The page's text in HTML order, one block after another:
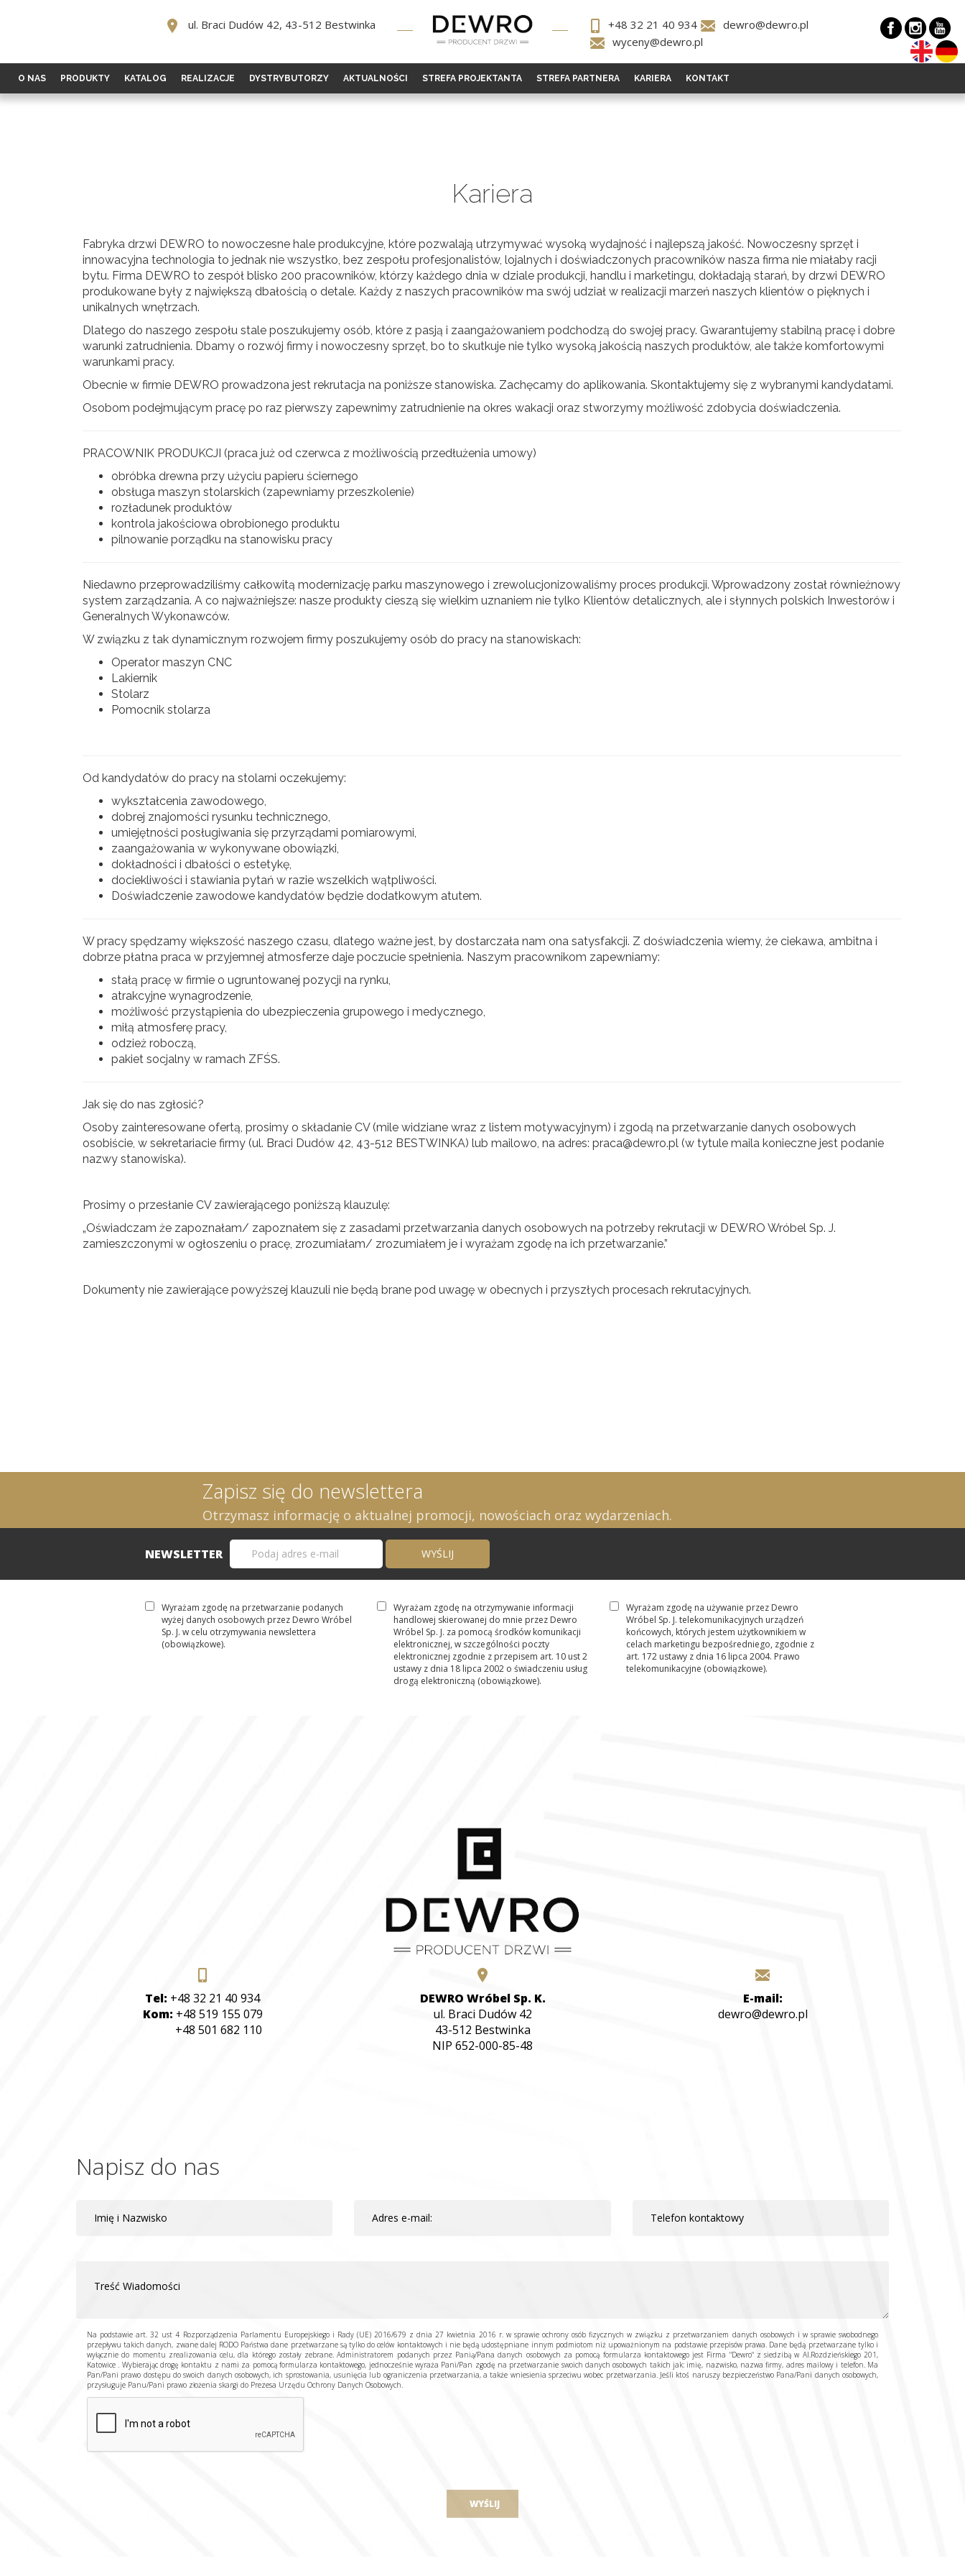
ul. Braci Dudów 42, 43-512 Bestwinka +48 32 21 40 934
dewro@dewro.pl
wyceny@dewro.pl
O NAS PRODUKTY KATALOG REALIZACJE DYSTRYBUTORZY AKTUALNOŚCI STREFA PROJEKTANTA STREFA PARTNERA KARIERA KONTAKT
Kariera
Fabryka drzwi DEWRO to nowoczesne hale produkcyjne, które pozwalają utrzymywać wysoką wydajność i najlepszą jakość. Nowoczesny sprzęt i
innowacyjna technologia to jednak nie wszystko, bez zespołu profesjonalistów, lojalnych i doświadczonych pracowników nasza firma nie miałaby racji
bytu. Firma DEWRO to zespół blisko 200 pracowników, którzy każdego dnia w dziale produkcji, handlu i marketingu, dokładają starań, by drzwi DEWRO
produkowane były z największą dbałością o detale. Każdy z naszych pracowników ma swój udział w realizacji marzeń naszych klientów o pięknych i
unikalnych wnętrzach.
Dlatego do naszego zespołu stale poszukujemy osób, które z pasją i zaangażowaniem podchodzą do swojej pracy. Gwarantujemy stabilną pracę i dobre
warunki zatrudnienia. Dbamy o rozwój firmy i nowoczesny sprzęt, bo to skutkuje nie tylko wysoką jakością naszych produktów, ale także komfortowymi
warunkami pracy.
Obecnie w firmie DEWRO prowadzona jest rekrutacja na poniższe stanowiska. Zachęcamy do aplikowania. Skontaktujemy się z wybranymi kandydatami.
Osobom podejmującym pracę po raz pierwszy zapewnimy zatrudnienie na okres wakacji oraz stworzymy możliwość zdobycia doświadczenia.
PRACOWNIK PRODUKCJI (praca już od czerwca z możliwością przedłużenia umowy)
obróbka drewna przy użyciu papieru ściernego
obsługa maszyn stolarskich (zapewniamy przeszkolenie)
rozładunek produktów
kontrola jakościowa obrobionego produktu
pilnowanie porządku na stanowisku pracy
Niedawno przeprowadziliśmy całkowitą modernizację parku maszynowego i zrewolucjonizowaliśmy proces produkcji. Wprowadzony został równieżnowy
system zarządzania. A co najważniejsze: nasze produkty cieszą się wielkim uznaniem nie tylko Klientów detalicznych, ale i słynnych polskich Inwestorów i
Generalnych Wykonawców.
W związku z tak dynamicznym rozwojem firmy poszukujemy osób do pracy na stanowiskach:
Operator maszyn CNC
Lakiernik
Stolarz
Pomocnik stolarza
Od kandydatów do pracy na stolarni oczekujemy:
wykształcenia zawodowego,
dobrej znajomości rysunku technicznego,
umiejętności posługiwania się przyrządami pomiarowymi,
zaangażowania w wykonywane obowiązki,
dokładności i dbałości o estetykę,
dociekliwości i stawiania pytań w razie wszelkich wątpliwości.
Doświadczenie zawodowe kandydatów będzie dodatkowym atutem.
W pracy spędzamy większość naszego czasu, dlatego ważne jest, by dostarczała nam ona satysfakcji. Z doświadczenia wiemy, że ciekawa, ambitna i
dobrze płatna praca w przyjemnej atmosferze daje poczucie spełnienia. Naszym pracownikom zapewniamy:
stałą pracę w firmie o ugruntowanej pozycji na rynku,
atrakcyjne wynagrodzenie,
możliwość przystąpienia do ubezpieczenia grupowego i medycznego,
miłą atmosferę pracy,
odzież roboczą,
pakiet socjalny w ramach ZFŚS.
Jak się do nas zgłosić?
Osoby zainteresowane ofertą, prosimy o składanie CV (mile widziane wraz z listem motywacyjnym) i zgodą na przetwarzanie danych osobowych
osobiście, w sekretariacie firmy (ul. Braci Dudów 42, 43-512 BESTWINKA) lub mailowo, na adres: praca@dewro.pl (w tytule maila konieczne jest podanie
nazwy stanowiska).
Prosimy o przesłanie CV zawierającego poniższą klauzulę:
„Oświadczam że zapoznałam/ zapoznałem się z zasadami przetwarzania danych osobowych na potrzeby rekrutacji w DEWRO Wróbel Sp. J.
zamieszczonymi w ogłoszeniu o pracę, zrozumiałam/ zrozumiałem je i wyrażam zgodę na ich przetwarzanie.”
Dokumenty nie zawierające powyższej klauzuli nie będą brane pod uwagę w obecnych i przyszłych procesach rekrutacyjnych.
Zapisz się do newslettera
Otrzymasz informację o aktualnej promocji, nowościach oraz wydarzeniach.
NEWSLETTER
Wyrażam zgodę na przetwarzanie podanych
wyżej danych osobowych przez Dewro Wróbel
Sp. J. w celu otrzymywania newslettera
(obowiązkowe).
Wyrażam zgodę na otrzymywanie informacji
handlowej skierowanej do mnie przez Dewro
Wróbel Sp. J. za pomocą środków komunikacji
elektronicznej, w szczególności poczty
elektronicznej zgodnie z przepisem art. 10 ust 2
ustawy z dnia 18 lipca 2002 o świadczeniu usług
drogą elektroniczną (obowiązkowe).
Wyrażam zgodę na używanie przez Dewro
Wróbel Sp. J. telekomunikacyjnych urządzeń
końcowych, których jestem użytkownikiem w
celach marketingu bezpośredniego, zgodnie z
art. 172 ustawy z dnia 16 lipca 2004. Prawo
telekomunikacyjne (obowiązkowe).
Tel: +48 32 21 40 934
Kom: +48 519 155 079
+48 501 682 110
DEWRO Wróbel Sp. K.
ul. Braci Dudów 42
43-512 Bestwinka
NIP 652-000-85-48
E-mail:
dewro@dewro.pl
Napisz do nas
Na podstawie art. 32 ust 4 Rozporządzenia Parlamentu Europejskiego i Rady (UE) 2016/679 z dnia 27 kwietnia 2016 r. w sprawie ochrony osób fizycznych w związku z przetwarzaniem danych osobowych i w sprawie swobodnego
przepływu takich danych, zwane dalej RODO Państwa dane przetwarzane są tylko do celów kontaktowych i nie będą udostępniane innym podmiotom niż upoważnionym na podstawie przepisów prawa. Dane będą przetwarzane tylko i
wyłącznie do momentu zrealizowania celu, dla którego zostały zebrane. Administratorem podanych przez Panią/Pana danych osobowych za pomocą formularza kontaktowego jest Firma "Dewro" z siedzibą w Al.Rozdzieńskiego 201,
Katowice . Wybierając drogę kontaktu z nami za pomocą formularza kontaktowego, jednocześnie wyraża Pani/Pan zgodę na przetwarzanie swoich danych osobowych takich jak: imię, nazwisko, nazwa firmy, adres mailowy i telefon. Ma
Pan/Pani prawo dostępu do swoich danych osobowych, ich sprostowania, usunięcia lub ograniczenia przetwarzania, a także wniesienia sprzeciwu wobec przetwarzania. Jeśli ktoś naruszy bezpieczeństwo Pana/Pani danych osobowych,
przysługuje Panu/Pani prawo złożenia skargi do Prezesa Urzędu Ochrony Danych Osobowych.
WYŚLIJ